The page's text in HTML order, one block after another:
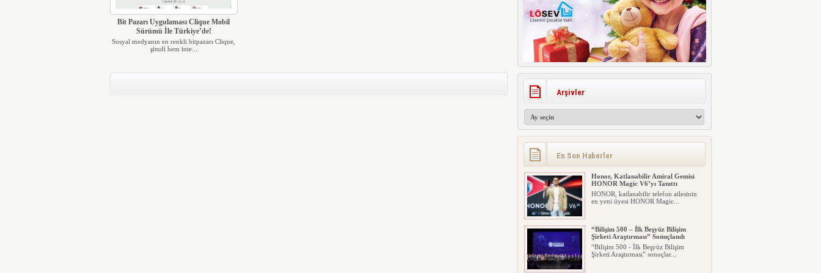
Bit Pazarı Uygulaması Clique Mobil
Sürümü İle Türkiye’de!
Sosyal medyanın en renkli bitpazarı Clique,
şimdi hem inte...
Arşivler
En Son Haberler
Honor, Katlanabilir Amiral Gemisi
HONOR Magic V6’yı Tanıttı
HONOR, katlanabilir telefon ailesinin
en yeni üyesi HONOR Magic...
“Bilişim 500 – İlk Beşyüz Bilişim
Şirketi Araştırması” Sonuçlandı
“Bilişim 500 - İlk Beşyüz Bilişim
Şirketi Araştırması” sonuçlar...